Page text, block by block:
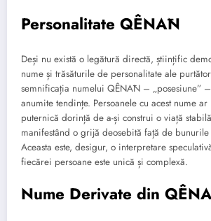
Personalitate QÊNĀN
Deși nu există o legătură directă, științific
nume și trăsăturile de personalitate ale
semnificația numelui QÊNĀN – „posesiune”
anumite tendințe. Persoanele cu acest nume
puternică dorință de a-și construi o viață
manifestând o grijă deosebită față de
Aceasta este, desigur, o interpretare
fiecărei persoane este unică și complexă.
Nume Derivate din